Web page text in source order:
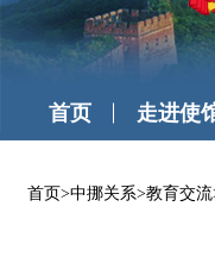
首页 走进使
首页>中挪关系>教育交流